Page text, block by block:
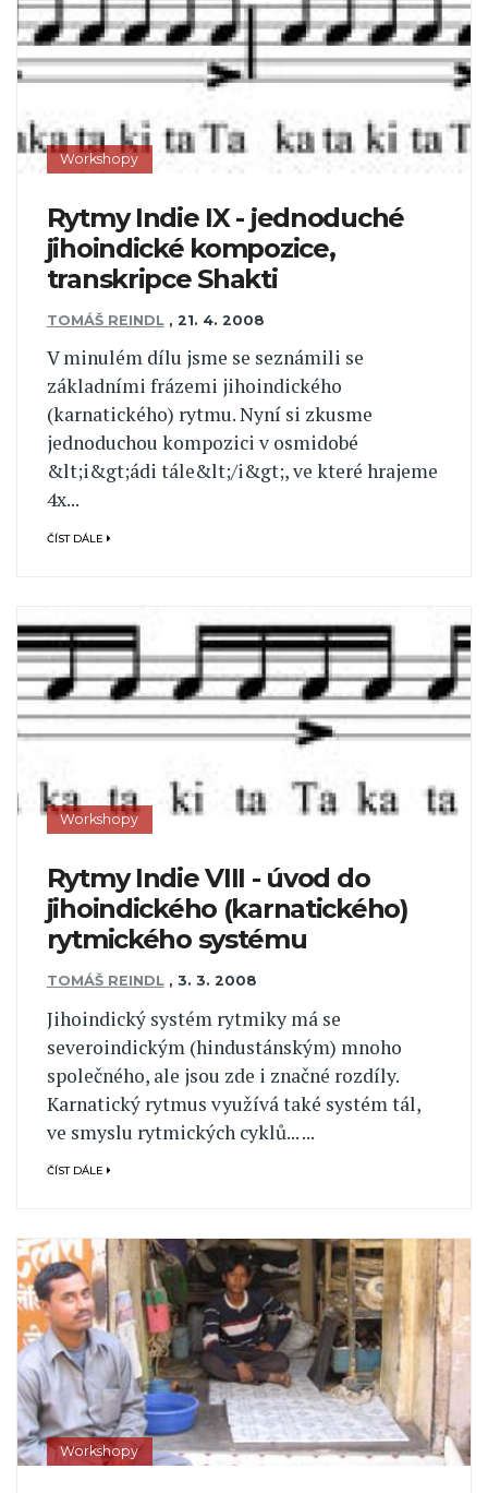
Workshopy
Rytmy Indie IX - jednoduché
jihoindické kompozice,
transkripce Shakti
TOMÁŠ REINDL , 21. 4. 2008
V minulém dílu jsme se seznámili se
základními frázemi jihoindického
(karnatického) rytmu. Nyní si zkusme
jednoduchou kompozici v osmidobé
&lt;i&gt;ádi tále&lt;/i&gt;, ve které hrajeme
4x...
ČÍST DÁLE
Workshopy
Rytmy Indie VIII - úvod do
jihoindického (karnatického)
rytmického systému
TOMÁŠ REINDL , 3. 3. 2008
Jihoindický systém rytmiky má se
severoindickým (hindustánským) mnoho
společného, ale jsou zde i značné rozdíly.
Karnatický rytmus využívá také systém tál,
ve smyslu rytmických cyklů... ...
ČÍST DÁLE
Workshopy